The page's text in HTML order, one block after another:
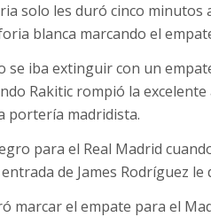
solo les duró cinco
blanca marcando el
se iba extinguir con un
Rakitic rompió la
portería madridista.
para el Real Madrid
de James Rodríguez
marcar el empate para el